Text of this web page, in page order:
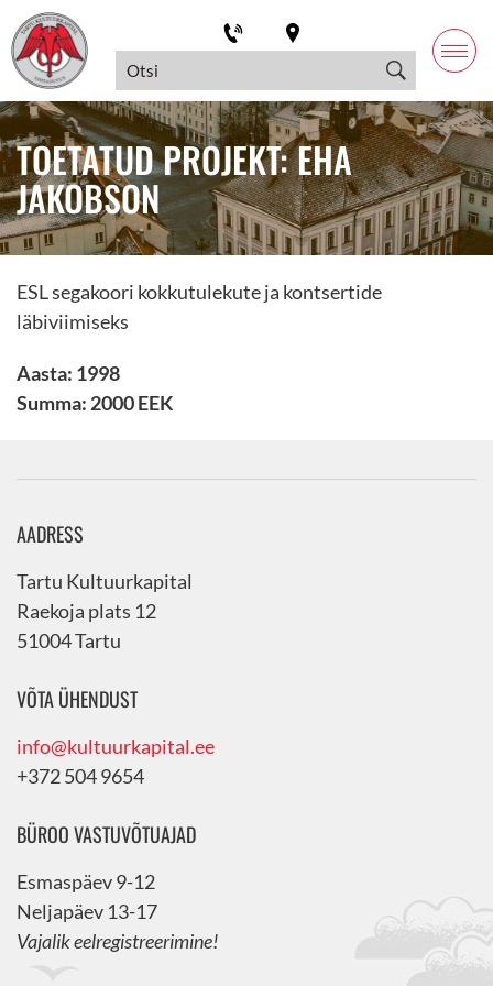
TOETATUD PROJEKT: EHA
JAKOBSON
ESL segakoori kokkutulekute ja kontsertide
läbiviimiseks
Aasta: 1998
Summa: 2000 EEK
AADRESS
Tartu Kultuurkapital
Raekoja plats 12
51004 Tartu
VÕTA ÜHENDUST
info@kultuurkapital.ee
+372 504 9654
BÜROO VASTUVÕTUAJAD
Esmaspäev 9-12
Neljapäev 13-17
Vajalik eelregistreerimine!